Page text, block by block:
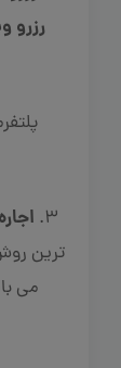
رزرو
3.
ترین
می